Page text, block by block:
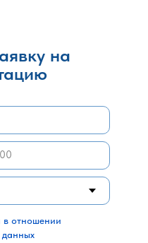
на
в отношении
данных